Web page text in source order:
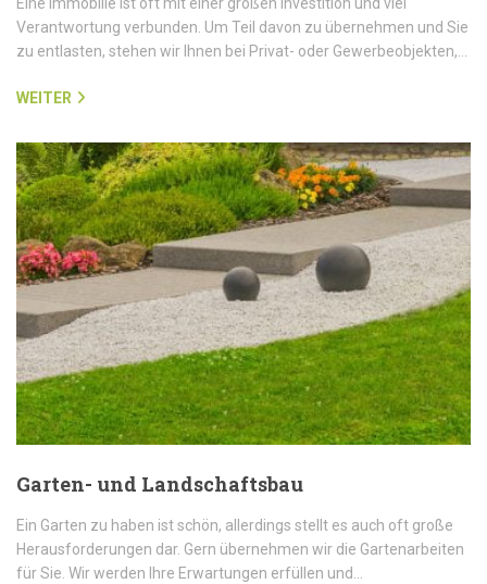
Verantwortung verbunden. Um Teil davon zu übernehmen und Sie
zu entlasten, stehen wir Ihnen bei Privat- oder Gewerbeobjekten,…
WEITER
Garten- und Landschaftsbau
Ein Garten zu haben ist schön, allerdings stellt es auch oft große
Herausforderungen dar. Gern übernehmen wir die Gartenarbeiten
für Sie. Wir werden Ihre Erwartungen erfüllen und…